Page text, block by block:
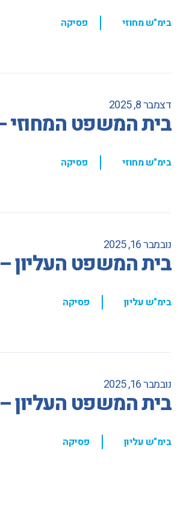
בימ"ש מחוזי , פסיקה
דצמבר 8, 2025
בית המשפט המחוזי
בימ"ש מחוזי , פסיקה
נובמבר 16, 2025
בית המשפט העליון
בימ"ש עליון , פסיקה
נובמבר 16, 2025
בית המשפט העליון
בימ"ש עליון , פסיקה